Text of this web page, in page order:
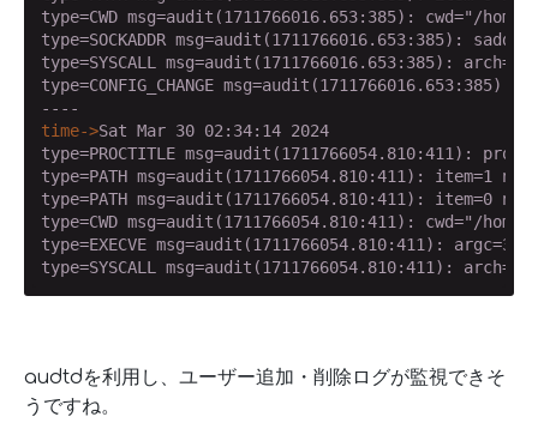
type=CWD msg=audit(1711766016.653:385): cwd="/
type=SOCKADDR msg=audit(1711766016.653:385):
type=SYSCALL msg=audit(1711766016.653:385):
type=CONFIG_CHANGE
time->Sat Mar 30 02:34:14 2024
type=PROCTITLE msg=audit(1711766054.810:411):
type=PATH msg=audit(1711766054.810:411): item=1
type=PATH msg=audit(1711766054.810:411): item=0
type=CWD msg=audit(1711766054.810:411): cwd="/
type=EXECVE msg=audit(1711766054.810:411):
type=SYSCALL msg=audit(1711766054.810:411):
audtdを利用し、ユーザー追加・削除ログが監視できそ
うですね。